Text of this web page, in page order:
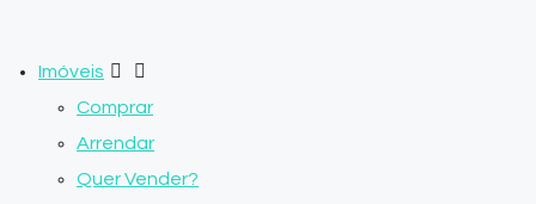
Imóveis
Comprar
Arrendar
Quer Vender?